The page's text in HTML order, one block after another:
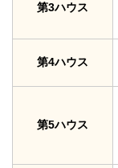
第3ハウス
第4ハウス
第5ハウス